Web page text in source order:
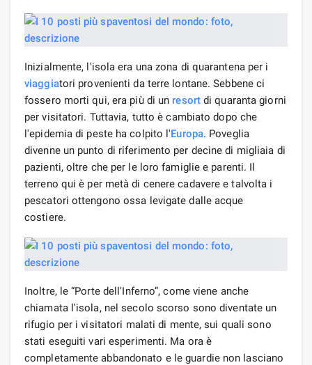
Inizialmente, l'isola era una zona di quarantena per i
viaggiatori provenienti da terre lontane. Sebbene ci
fossero morti qui, era più di un resortdi quaranta giorni
per visitatori. Tuttavia, tutto è cambiato dopo che
l'epidemia di peste ha colpito l'Europa. Poveglia
divenne un punto di riferimento per decine di migliaia di
pazienti, oltre che per le loro famiglie e parenti. Il
terreno qui è per metà di cenere cadavere e talvolta i
pescatori ottengono ossa levigate dalle acque
costiere.
Inoltre, le “Porte dell'Inferno”, come viene anche
chiamata l'isola, nel secolo scorso sono diventate un
rifugio per i visitatori malati di mente, sui quali sono
stati eseguiti vari esperimenti. Ma ora è
completamente abbandonato e le guardie non lasciano